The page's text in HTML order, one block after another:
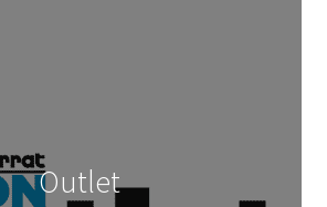
Outlet